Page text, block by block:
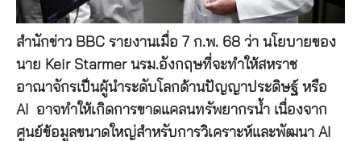
สำนักข่าว BBC รายงานเมื่อ 7 ก.พ. 68 ว่า นโยบายของ
นาย Keir Starmer นรม.อังกฤษที่จะทำให้สหราช
อาณาจักรเป็นผู้นำระดับโลกด้านปัญญาประดิษฐ์ หรือ
AI อาจทำให้เกิดการขาดแคลนทรัพยากรน้ำ เนื่องจาก
ศูนย์ข้อมูลขนาดใหญ่สำหรับการวิเคราะห์และพัฒนา AI